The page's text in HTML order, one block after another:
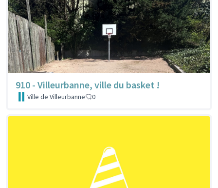
910 - Villeurbanne, ville du basket !
Ville de Villeurbanne 0